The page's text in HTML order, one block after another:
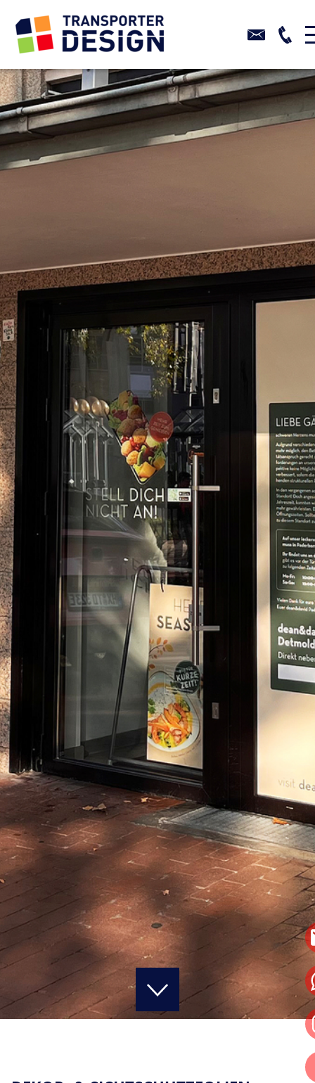
START
KARRIERE
FAHRZEUGE
WERBEBESCHRIFTUNG & TEILFOLIERUNG
VOLL- & DESIGNFOLIERUNG
EINSATZ- & BEHÖRDENFAHRZEUGE
LACKSCHUTZFOLIEN & KERAMIKVERSIEGELUNG
AUTOGLASFOLIEN & SCHEIBENTÖNUNG